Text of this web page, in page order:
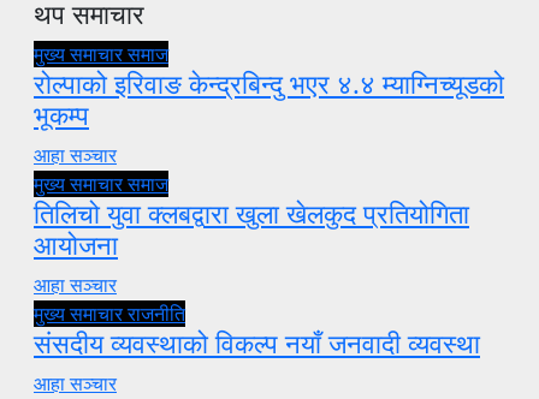
थप समाचार
मुख्य समाचारसमाज
रोल्पाको इरिवाङ केन्द्रबिन्दु भएर ४.४ म्याग्निच्यूडको
भूकम्प
आहा सञ्चार
मुख्य समाचारसमाज
तिलिचो युवा क्लबद्वारा खुला खेलकुद प्रतियोगिता
आयोजना
आहा सञ्चार
मुख्य समाचारराजनीति
संसदीय व्यवस्थाको विकल्प नयाँ जनवादी व्यवस्था
आहा सञ्चार